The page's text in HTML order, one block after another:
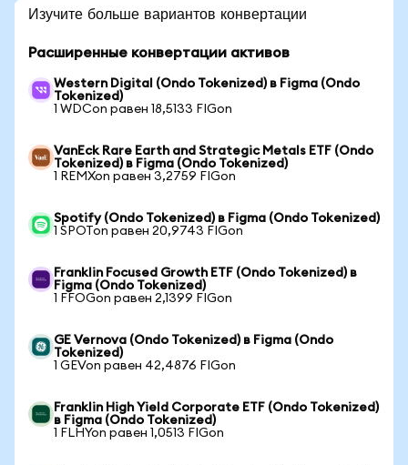
Изучите больше вариантов конвертации
Расширенные конвертации активов
Western Digital (Ondo Tokenized) в Figma (Ondo
Tokenized)
1 WDCon равен 18,5133 FIGon
VanEck Rare Earth and Strategic Metals ETF (Ondo
Tokenized) в Figma (Ondo Tokenized)
1 REMXon равен 3,2759 FIGon
Spotify (Ondo Tokenized) в Figma (Ondo Tokenized)
1 SPOTon равен 20,9743 FIGon
Franklin Focused Growth ETF (Ondo Tokenized) в
Figma (Ondo Tokenized)
1 FFOGon равен 2,1399 FIGon
GE Vernova (Ondo Tokenized) в Figma (Ondo
Tokenized)
1 GEVon равен 42,4876 FIGon
Franklin High Yield Corporate ETF (Ondo Tokenized)
в Figma (Ondo Tokenized)
1 FLHYon равен 1,0513 FIGon